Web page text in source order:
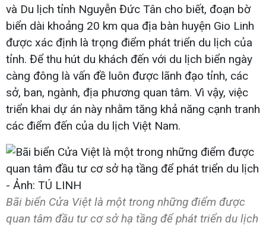
và Du lịch tỉnh Nguyễn Đức Tân cho biết, đoạn bờ
biển dài khoảng 20 km qua địa bàn huyện Gio Linh
được xác định là trọng điểm phát triển du lịch của
tỉnh. Để thu hút du khách đến với du lịch biển ngày
càng đông là vấn đề luôn được lãnh đạo tỉnh, các
sở, ban, ngành, địa phương quan tâm. Vì vậy, việc
triển khai dự án này nhằm tăng khả năng cạnh tranh
các điểm đến của du lịch Việt Nam.
Bãi biển Cửa Việt là một trong những điểm được
quan tâm đầu tư cơ sở hạ tầng để phát triển du lịch